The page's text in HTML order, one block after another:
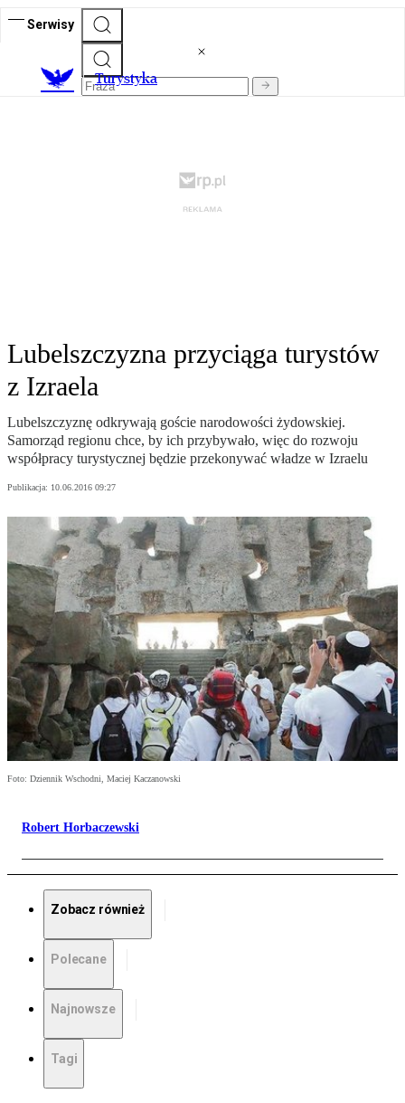
Serwisy
Turystyka
Lubelszczyzna przyciąga turystów
z Izraela
Lubelszczyznę odkrywają goście narodowości żydowskiej.
Samorząd regionu chce, by ich przybywało, więc do rozwoju
współpracy turystycznej będzie przekonywać władze w Izraelu
Publikacja: 10.06.2016 09:27
Foto: Dziennik Wschodni, Maciej Kaczanowski
Robert Horbaczewski
Zobacz również
Polecane
Najnowsze
Tagi